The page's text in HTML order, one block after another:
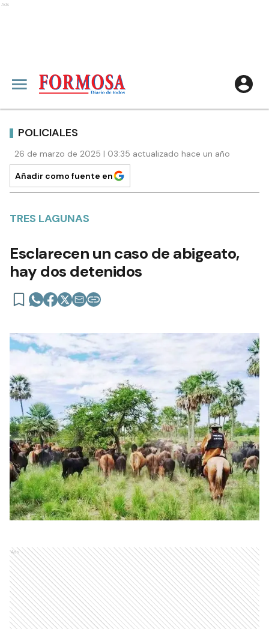
Ads
POLICIALES
26 de marzo de 2025 | 03:35 actualizado hace un año
Añadir como fuente en
TRES LAGUNAS
Esclarecen un caso de abigeato,
hay dos detenidos
Ads